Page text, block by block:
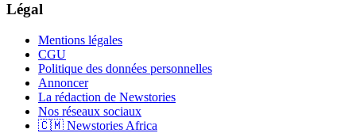
Légal
Mentions légales
CGU
Politique des données personnelles
Annoncer
La rédaction de Newstories
Nos réseaux sociaux
🇨🇲 Newstories Africa